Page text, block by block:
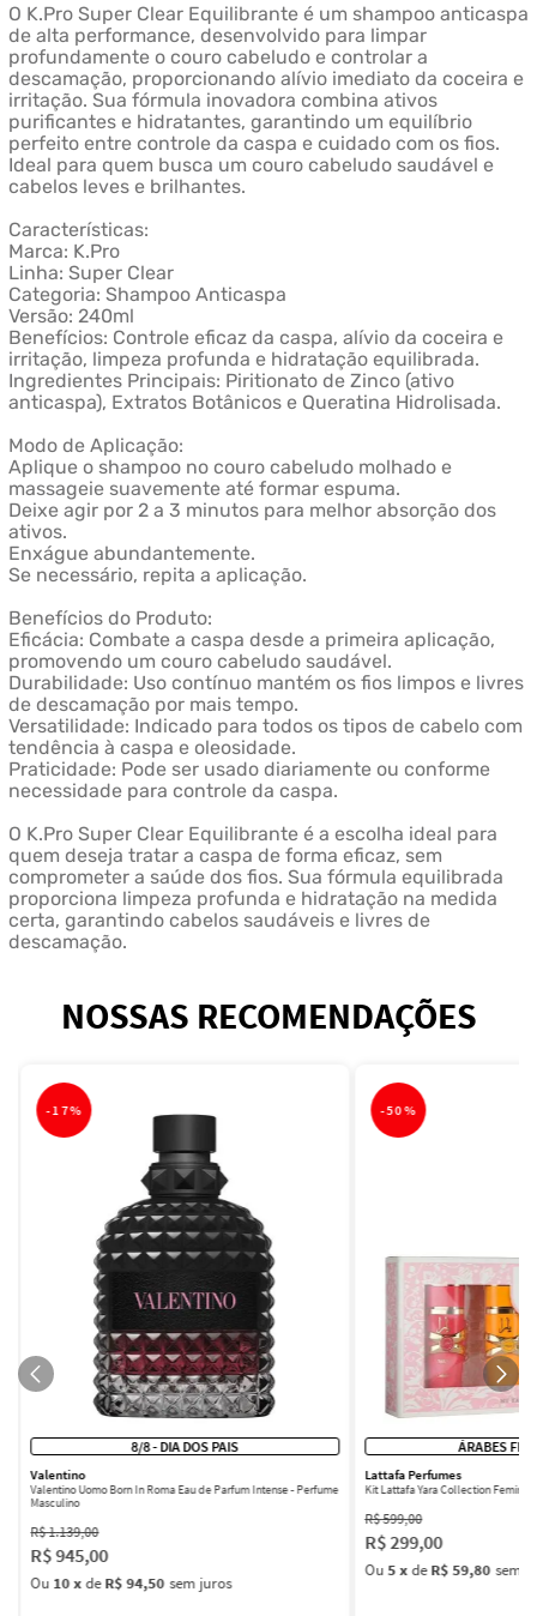
O K.Pro Super Clear Equilibrante é um shampoo anticaspa
de alta performance, desenvolvido para limpar
profundamente o couro cabeludo e controlar a
descamação, proporcionando alívio imediato da coceira e
irritação. Sua fórmula inovadora combina ativos
purificantes e hidratantes, garantindo um equilíbrio
perfeito entre controle da caspa e cuidado com os fios.
Ideal para quem busca um couro cabeludo saudável e
cabelos leves e brilhantes.
Características:
Marca: K.Pro
Linha: Super Clear
Categoria: Shampoo Anticaspa
Versão: 240ml
Benefícios: Controle eficaz da caspa, alívio da coceira e
irritação, limpeza profunda e hidratação equilibrada.
Ingredientes Principais: Piritionato de Zinco (ativo
anticaspa), Extratos Botânicos e Queratina Hidrolisada.
Modo de Aplicação:
Aplique o shampoo no couro cabeludo molhado e
massageie suavemente até formar espuma.
Deixe agir por 2 a 3 minutos para melhor absorção dos
ativos.
Enxágue abundantemente.
Se necessário, repita a aplicação.
Benefícios do Produto:
Eficácia: Combate a caspa desde a primeira aplicação,
promovendo um couro cabeludo saudável.
Durabilidade: Uso contínuo mantém os fios limpos e livres
de descamação por mais tempo.
Versatilidade: Indicado para todos os tipos de cabelo com
tendência à caspa e oleosidade.
Praticidade: Pode ser usado diariamente ou conforme
necessidade para controle da caspa.
O K.Pro Super Clear Equilibrante é a escolha ideal para
quem deseja tratar a caspa de forma eficaz, sem
comprometer a saúde dos fios. Sua fórmula equilibrada
proporciona limpeza profunda e hidratação na medida
certa, garantindo cabelos saudáveis e livres de
descamação.
NOSSAS RECOMENDAÇÕES
-17%
8/8 - DIA DOS PAIS
Valentino
Valentino Uomo Born In Roma Eau de Parfum Intense - Perfume
Masculino
R$1.139,00
R$945,00
Ou 10xdeR$ 94,50 sem juros
-50%
ÁRABES
Lattafa Perfumes
Kit Lattafa Yara Collection
R$599,00
R$ 299,00
Ou5xdeR$ 59,80 sem